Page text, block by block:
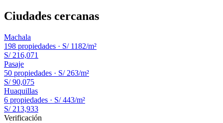
Ciudades cercanas
Machala
198 propiedades · S/ 1182/m²
S/ 216,071
Pasaje
50 propiedades · S/ 263/m²
S/ 90,075
Huaquillas
6 propiedades · S/ 443/m²
S/ 213,933
Verificación